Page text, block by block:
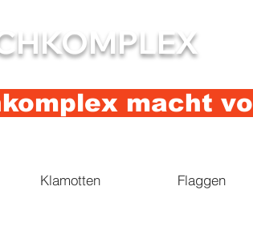
macht
Klamotten Flaggen